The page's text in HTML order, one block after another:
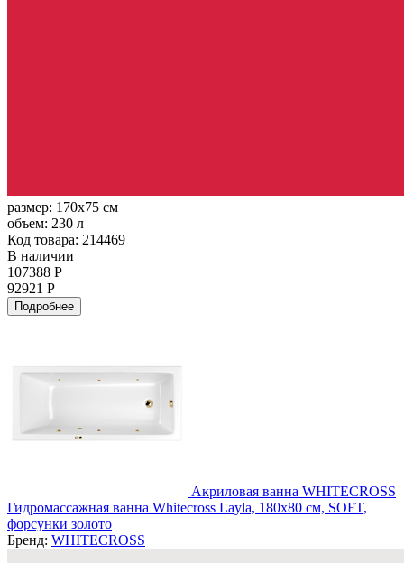
размер: 170x75 см
объем: 230 л
Код товара: 214469
В наличии
107388 Р
92921 Р
Подробнее
Акриловая ванна WHITECROSS
Гидромассажная ванна Whitecross Layla, 180x80 см, SOFT,
форсунки золото
Бренд: WHITECROSS